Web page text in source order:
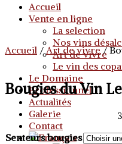
Accueil
Vente en ligne
La selection
Nos vins
Art de vivre
Le vin des
Le Domaine
Professionnel
Actualités
Galerie
Contact
Accueil /Art de vivre/
Bougies du Vin
Senteurs bougies